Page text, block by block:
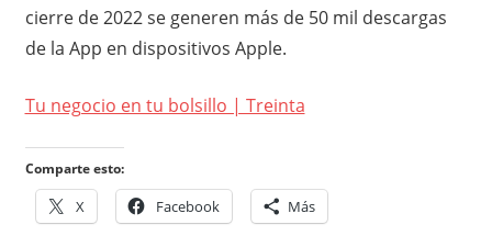
cierre de 2022 se generen más de 50 mil descargas
de la App en dispositivos Apple.
Tu negocio en tu bolsillo | Treinta
Comparte esto:
X Facebook Más